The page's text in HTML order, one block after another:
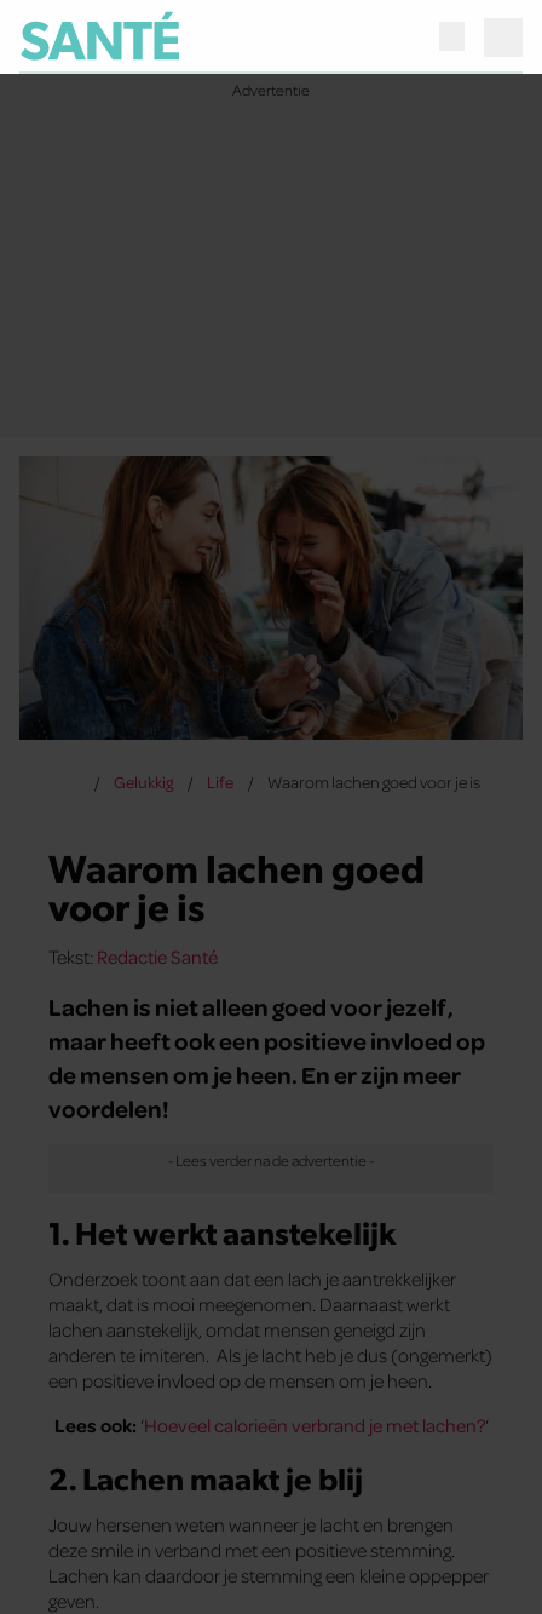
Gelukkig Life Waarom lachen goed voor je is
Waarom lachen goed
voor je is
Tekst: Redactie Santé
Lachen is niet alleen goed voor jezelf,
maar heeft ook een positieve invloed op
de mensen om je heen. En er zijn meer
voordelen!
1. Het werkt aanstekelijk
Onderzoek toont aan dat een lach je aantrekkelijker
maakt, dat is mooi meegenomen. Daarnaast werkt
lachen aanstekelijk, omdat mensen geneigd zijn
anderen te imiteren. Als je lacht heb je dus (ongemerkt)
een positieve invloed op de mensen om je heen.
Lees ook: ‘Hoeveel calorieën verbrand je met lachen?‘
2. Lachen maakt je blij
Jouw hersenen weten wanneer je lacht en brengen
deze smile in verband met een positieve stemming.
Lachen kan daardoor je stemming een kleine oppepper
geven.